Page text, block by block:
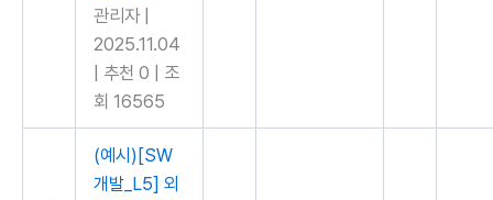
관리자
2025.11.04
추천 0
조
회 16565
(예시)[SW
개발_L5] 외